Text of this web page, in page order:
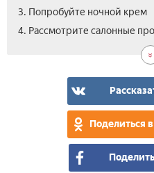
3. Попробуйте ночной крем
4. Рассмотрите салонные
Поделиться